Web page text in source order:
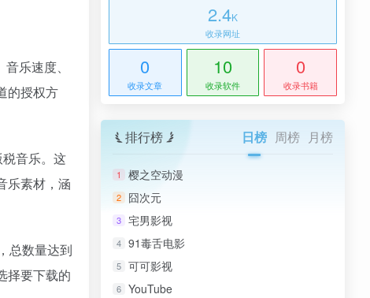
乐速度、
的授权方
音乐。这
乐素材，涵
总数量达到
择要下载的
2.4K
收录网址
0
收录文章
10
收录软件
0
收录书籍
排行榜 日榜 周榜 月榜
1 樱之空动漫
2 囧次元
3 宅男影视
4 91毒舌电影
5 可可影视
6 YouTube